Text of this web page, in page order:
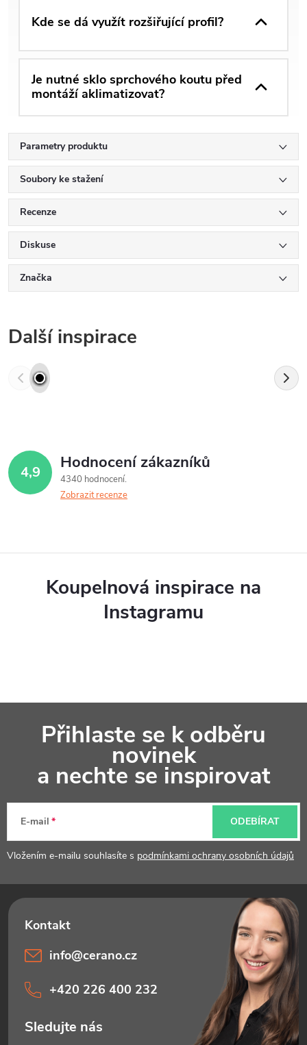
Kde se dá využít rozšiřující profil?
Je nutné sklo sprchového koutu před
montáží aklimatizovat?
Parametry produktu
Soubory ke stažení
Recenze
Diskuse
Značka
Další inspirace
4,9 Hodnocení zákazníků
4340 hodnocení
Zobrazit recenze
Koupelnová inspirace na
Instagramu
a
Přihlaste se k odběru
novinek
a nechte se inspirovat
E-mail
Vložením e-mailu souhlasíte s podmínkami ochrany osobních údajů
ODEBÍRAT
info@cerano.cz
+420 226 400 232